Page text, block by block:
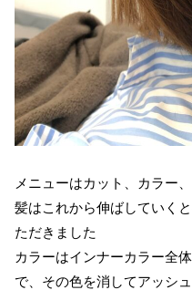
メニューはカット、カラー
髪はこれから伸ばしていく
ただきました
カラーはインナーカラー全
で、その色を消してアッシ